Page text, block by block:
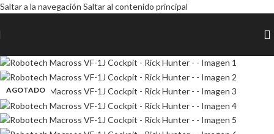
Saltar a la navegación Saltar al contenido principal
AGOTADO